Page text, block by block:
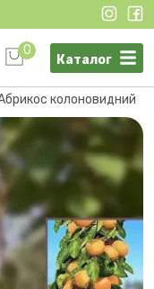
0
Каталог
колоновидний